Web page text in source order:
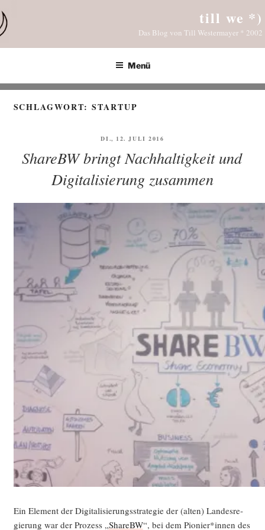
Inhalt
springen
till we *)
Das Blog von Till Westermayer * 2002
Menü
SCHLAGWORT:STARTUP
VERÖFFENTLICHT
DI., 12. JULI 2016
ShareBW bringt Nachhaltigkeit und
Digitalisierung zusammen
Ein Ele­ment der Digi­ta­li­sie­rungs­stra­te­gie der (alten) Lan­des­re­
gie­rung war der Pro­zess „ShareBW“, bei dem Pionier*innen des